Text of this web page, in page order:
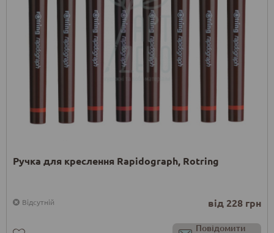
Ручка для креслення Rapidograph, Rotring
Відсутній від 228 грн
Повідомити